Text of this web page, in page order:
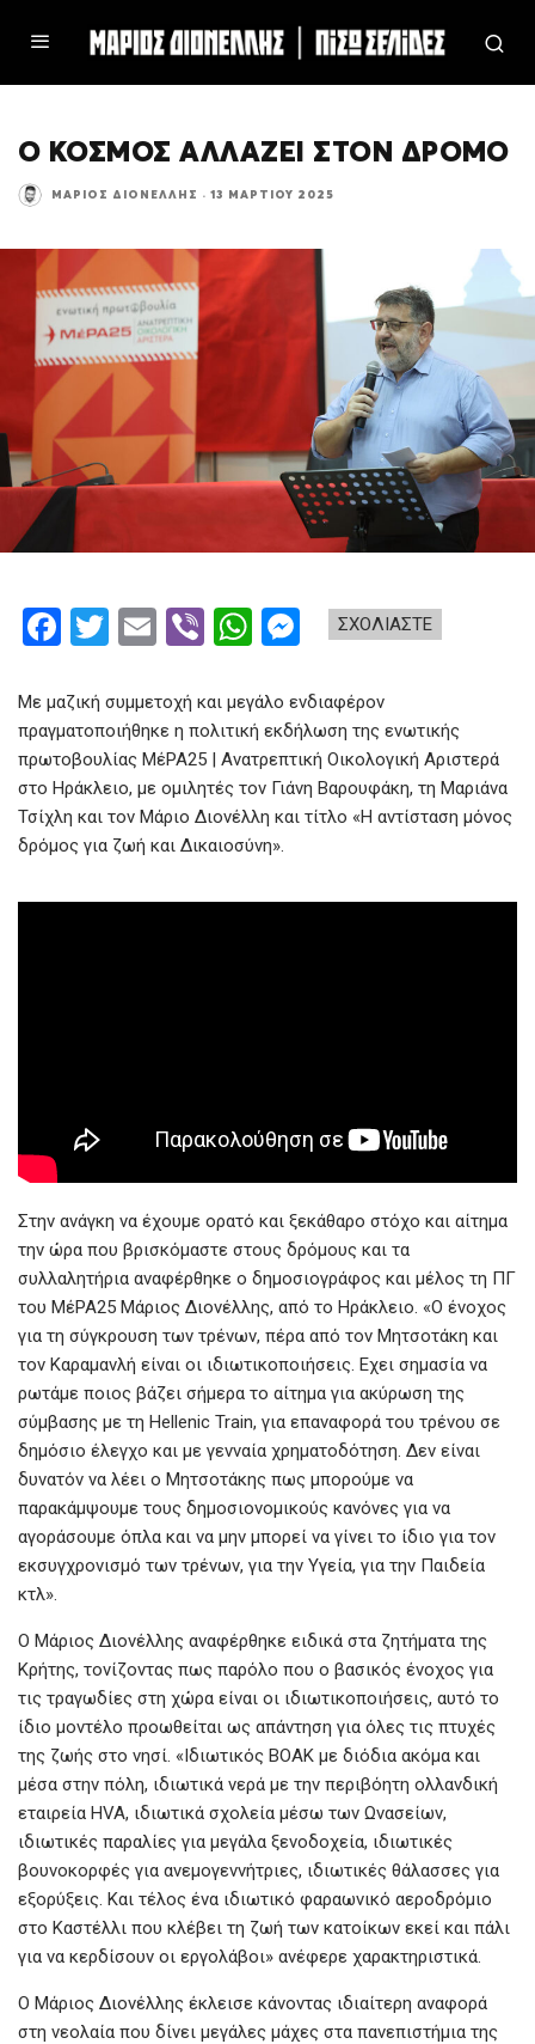
Ο ΚΟΣΜΟΣ ΑΛΛΑΖΕΙ ΣΤΟΝ ΔΡΟΜΟ
ΜΆΡΙΟΣ ΔΙΟΝΈΛΛΗΣ · 13 ΜΑΡΤΊΟΥ 2025
ΣΧΟΛΙΑΣΤΕ
F
ce
b
o
o
k
T
tt
er
E
ail
Vi
er
W
at
s
A
p
p
se
n
g
er
Με μαζική συμμετοχή και μεγάλο ενδιαφέρον
πραγματοποιήθηκε η πολιτική εκδήλωση της ενωτικής
πρωτοβουλίας ΜέΡΑ25 | Ανατρεπτική Οικολογική Αριστερά
στο Ηράκλειο, με ομιλητές τον Γιάνη Βαρουφάκη, τη Μαριάνα
Τσίχλη και τον Μάριο Διονέλλη και τίτλο «Η αντίσταση μόνος
δρόμος για ζωή και Δικαιοσύνη».
.
Στην ανάγκη να έχουμε ορατό και ξεκάθαρο στόχο και αίτημα
την ώρα που βρισκόμαστε στους δρόμους και τα
συλλαλητήρια αναφέρθηκε ο δημοσιογράφος και μέλος τη ΠΓ
του ΜέΡΑ25 Μάριος Διονέλλης, από το Ηράκλειο. «Ο ένοχος
για τη σύγκρουση των τρένων, πέρα από τον Μητσοτάκη και
τον Καραμανλή είναι οι ιδιωτικοποιήσεις. Εχει σημασία να
ρωτάμε ποιος βάζει σήμερα το αίτημα για ακύρωση της
σύμβασης με τη Hellenic Train, για επαναφορά του τρένου σε
δημόσιο έλεγχο και με γενναία χρηματοδότηση. Δεν είναι
δυνατόν να λέει ο Μητσοτάκης πως μπορούμε να
παρακάμψουμε τους δημοσιονομικούς κανόνες για να
αγοράσουμε όπλα και να μην μπορεί να γίνει το ίδιο για τον
εκσυγχρονισμό των τρένων, για την Υγεία, για την Παιδεία
κτλ».
Ο Μάριος Διονέλλης αναφέρθηκε ειδικά στα ζητήματα της
Κρήτης, τονίζοντας πως παρόλο που ο βασικός ένοχος για
τις τραγωδίες στη χώρα είναι οι ιδιωτικοποιήσεις, αυτό το
ίδιο μοντέλο προωθείται ως απάντηση για όλες τις πτυχές
της ζωής στο νησί. «Ιδιωτικός ΒΟΑΚ με διόδια ακόμα και
μέσα στην πόλη, ιδιωτικά νερά με την περιβόητη ολλανδική
εταιρεία HVA, ιδιωτικά σχολεία μέσω των Ωνασείων,
ιδιωτικές παραλίες για μεγάλα ξενοδοχεία, ιδιωτικές
βουνοκορφές για ανεμογεννήτριες, ιδιωτικές θάλασσες για
εξορύξεις. Και τέλος ένα ιδιωτικό φαραωνικό αεροδρόμιο
στο Καστέλλι που κλέβει τη ζωή των κατοίκων εκεί και πάλι
για να κερδίσουν οι εργολάβοι» ανέφερε χαρακτηριστικά.
Ο Μάριος Διονέλλης έκλεισε κάνοντας ιδιαίτερη αναφορά
στη νεολαία που δίνει μεγάλες μάχες στα πανεπιστήμια της